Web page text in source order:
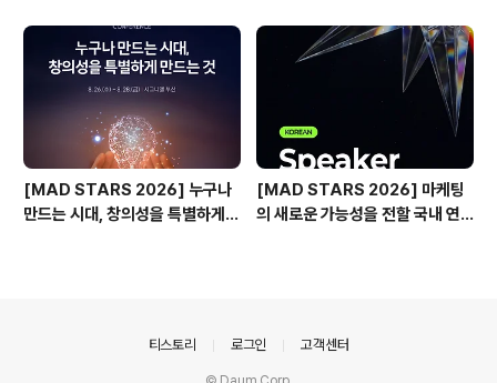
[MAD STARS 2026] 누구나
만드는 시대, 창의성을 특별하게
[MAD STARS 2026] 마케팅
의 새로운 가능성을 전할 국내 연
티스토리 로그인 고객센터